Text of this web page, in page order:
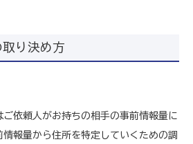
り決め方
依頼人がお持ちの相手の事前情報量に
報量から住所を特定していくための調